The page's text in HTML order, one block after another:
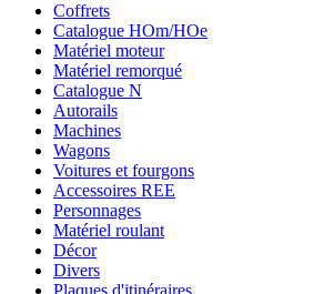
Coffrets
Catalogue HOm/HOe
Matériel moteur
Matériel remorqué
Catalogue N
Autorails
Machines
Wagons
Voitures et fourgons
Accessoires REE
Personnages
Matériel roulant
Décor
Divers